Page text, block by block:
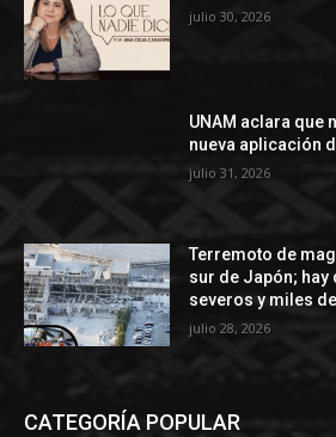
julio 30, 2026
UNAM aclara que
nueva aplicación
julio 31, 2026
Terremoto de
sur de Japón;
severos y miles
julio 28, 2026
CATEGORÍA POPULAR